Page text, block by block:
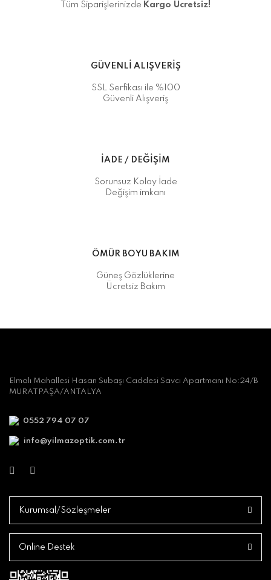
Tüm Siparişlerinizde Kargo Ücretsiz!
GÜVENLİ ALIŞVERİŞ
SSL Serfikası ile %100
Güvenli Alışveriş
İADE / DEĞİŞİM
Sorunsuz Kolay İade
Değişim imkanı
ÖMÜR BOYU BAKIM
Güneş Gözlüklerine
Ücretsiz Bakım
Elmalı Mahallesi Hasan Subaşı Caddesi Savcı Apartmanı No:24/B
MURATPAŞA/ANTALYA
0552 794 07 07
info@yilmazoptik.com.tr
Kurumsal/Sözleşmeler
Online Destek